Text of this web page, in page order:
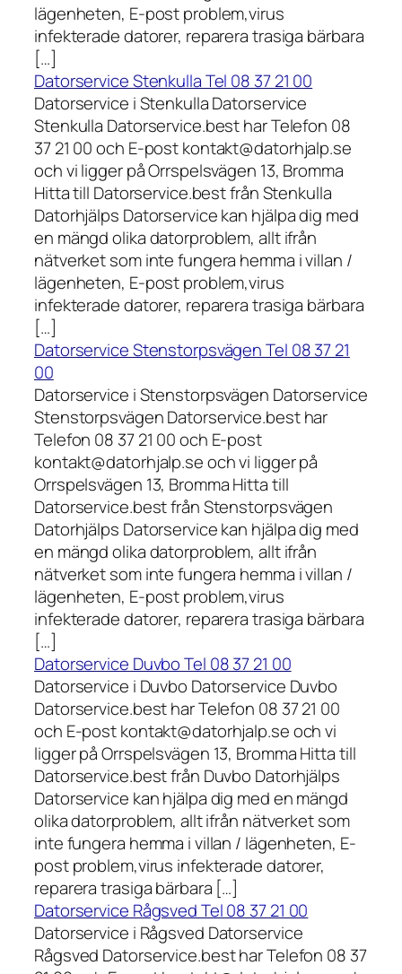
lägenheten, E-post problem,virus
infekterade datorer, reparera trasiga bärbara
[…]
Datorservice Stenkulla Tel 08 37 21 00
Datorservice i Stenkulla Datorservice
Stenkulla Datorservice.best har Telefon 08
37 21 00 och E-post kontakt@datorhjalp.se
och vi ligger på Orrspelsvägen 13, Bromma
Hitta till Datorservice.best från Stenkulla
Datorhjälps Datorservice kan hjälpa dig med
en mängd olika datorproblem, allt ifrån
nätverket som inte fungera hemma i villan /
lägenheten, E-post problem,virus
infekterade datorer, reparera trasiga bärbara
[…]
Datorservice Stenstorpsvägen Tel 08 37 21
00
Datorservice i Stenstorpsvägen Datorservice
Stenstorpsvägen Datorservice.best har
Telefon 08 37 21 00 och E-post
kontakt@datorhjalp.se och vi ligger på
Orrspelsvägen 13, Bromma Hitta till
Datorservice.best från Stenstorpsvägen
Datorhjälps Datorservice kan hjälpa dig med
en mängd olika datorproblem, allt ifrån
nätverket som inte fungera hemma i villan /
lägenheten, E-post problem,virus
infekterade datorer, reparera trasiga bärbara
[…]
Datorservice Duvbo Tel 08 37 21 00
Datorservice i Duvbo Datorservice Duvbo
Datorservice.best har Telefon 08 37 21 00
och E-post kontakt@datorhjalp.se och vi
ligger på Orrspelsvägen 13, Bromma Hitta till
Datorservice.best från Duvbo Datorhjälps
Datorservice kan hjälpa dig med en mängd
olika datorproblem, allt ifrån nätverket som
inte fungera hemma i villan / lägenheten, E-
post problem,virus infekterade datorer,
reparera trasiga bärbara […]
Datorservice Rågsved Tel 08 37 21 00
Datorservice i Rågsved Datorservice
Rågsved Datorservice.best har Telefon 08 37